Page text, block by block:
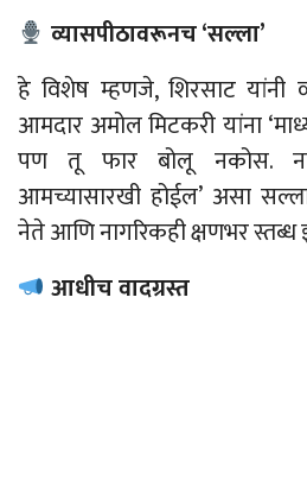
व्यासपीठावरूनच ‘सल्ला’
हे विशेष म्हणजे, शिरसाट यांनी
आमदार अमोल मिटकरी यांना ‘
पण तू फार बोलू नकोस.
आमच्यासारखी होईल’ असा
नेते आणि नागरिकही क्षणभर स्तब्ध
आधीच वादग्रस्त